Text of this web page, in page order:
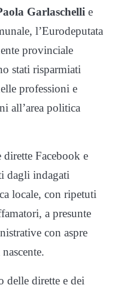
Garlaschelli e
l’Eurodeputata
provinciale
stati risparmiati
professioni e
all’area politica
Facebook e
dagli indagati
locale, con ripetuti
a presunte
con aspre
delle dirette e dei